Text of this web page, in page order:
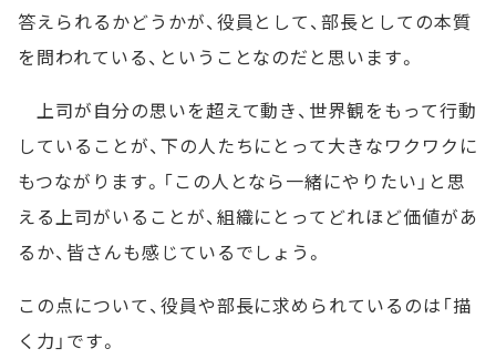
答えられるかどうかが、役員として、部長としての本質
を問われている、ということなのだと思います。
上司が自分の思いを超えて動き、世界観をもって行動
していることが、下の人たちにとって大きなワクワクに
もつながります。「この人となら一緒にやりたい」と思
える上司がいることが、組織にとってどれほど価値があ
るか、皆さんも感じているでしょう。
この点について、役員や部長に求められているのは「描
く力」です。